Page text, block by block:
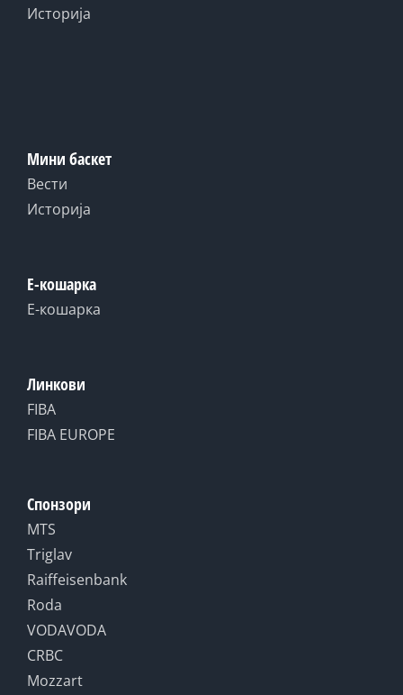
Историја
Мини баскет
Вести
Историја
Е-кошарка
Е-кошарка
Линкови
FIBA
FIBA EUROPE
Спонзори
MTS
Triglav
Raiffeisenbank
Roda
VODAVODA
CRBC
Mozzart